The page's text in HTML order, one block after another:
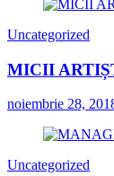
Uncategorized
MICII
noiembrie 28,
Uncategorized